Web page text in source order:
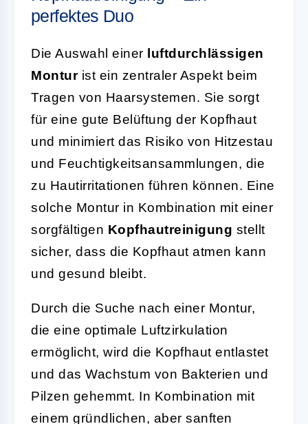
perfektes Duo
Die Auswahl einer
luftdurchlässigen
Monturist ein zentraler Aspekt beim
Tragen von Haarsystemen. Sie sorgt
für eine gute Belüftung der Kopfhaut
und minimiert das Risiko von Hitzestau
und Feuchtigkeitsansammlungen, die
zu Hautirritationen führen können. Eine
solche Montur in Kombination mit einer
sorgfältigen Kopfhautreinigung stellt
sicher, dass die Kopfhaut atmen kann
und gesund bleibt.
Durch die Suche nach einer Montur,
die eine optimale Luftzirkulation
ermöglicht, wird die Kopfhaut entlastet
und das Wachstum von Bakterien und
Pilzen gehemmt. In Kombination mit
einem gründlichen, aber sanften